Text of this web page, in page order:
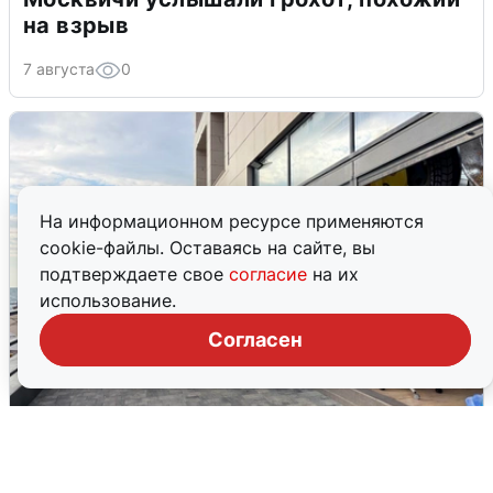
На информационном ресурсе применяются
cookie-файлы. Оставаясь на сайте, вы
подтверждаете свое согласие на их
использование.
Согласен
на взрыв
7 августа 0